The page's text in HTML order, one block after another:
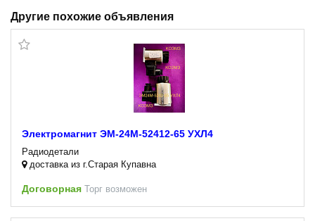
Другие похожие объявления
Электромагнит ЭМ-24М-52412-65 УХЛ4
Радиодетали
доставка из г.Старая Купавна
Договорная Торг возможен